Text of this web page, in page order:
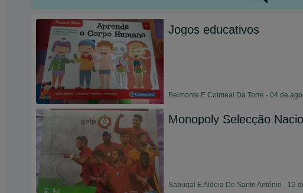
Jogos educativos
Belmonte E Colmeal Da Torre - 04 de
Monopoly Selecção
Sabugal E Aldeia De Santo António - 12